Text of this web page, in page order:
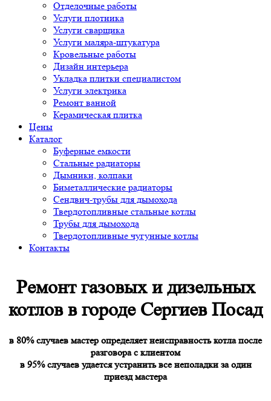
Отделочные работы
Услуги плотника
Услуги сварщика
Услуги маляра-штукатура
Кровельные работы
Дизайн интерьера
Укладка плитки специалистом
Услуги электрика
Ремонт ванной
Керамическая плитка
Цены
Каталог
Буферные емкости
Стальные радиаторы
Дымники, колпаки
Биметаллические радиаторы
Сендвич-трубы для дымохода
Твердотопливные стальные котлы
Трубы для дымохода
Твердотопливные чугунные котлы
Контакты
Ремонт газовых и дизельных
котлов в городе Сергиев Посад
в 80% случаев мастер определяет неисправность котла после
разговора с клиентом
в95% случаев удается устранить все неполадки за один
приезд мастера